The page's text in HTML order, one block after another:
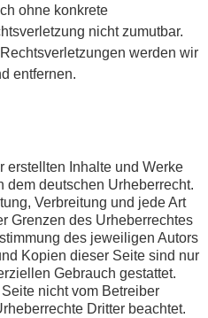
ohne konkrete
nicht zumutbar.
werden wir
entfernen.
erstellten Inhalte und Werke
deutschen Urheberrecht.
Verbreitung und jede Art
Grenzen des Urheberrechtes
des jeweiligen Autors
Kopien dieser Seite sind nur
Gebrauch gestattet.
nicht vom Betreiber
Dritter beachtet.